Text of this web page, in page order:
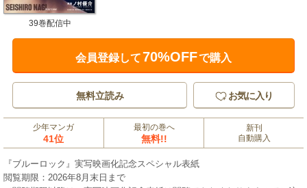
39巻配信中
会員登録して70%OFFで購入
無料立読み お気に入り
少年マンガ
41位
最初の巻へ
無料!!
新刊
自動購入
『ブルーロック』実写映画化記念スペシャル表紙
閲覧期限：2026年8月末日まで